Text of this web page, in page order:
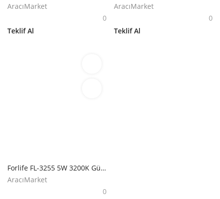
AracıMarket
0
Teklif Al
AracıMarket
0
Teklif Al
Forlife FL-3255 5W 3200K Günışığı Solar Çim Armatürü
AracıMarket
0